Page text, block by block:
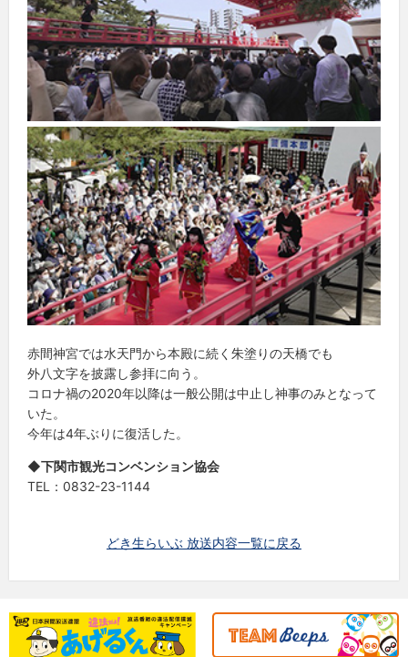
赤間神宮では水天門から本殿に続く朱塗りの天橋でも
外八文字を披露し参拝に向う。
コロナ禍の2020年以降は一般公開は中止し神事のみとなって
いた。
今年は4年ぶりに復活した。
◆下関市観光コンベンション協会
TEL：0832-23-1144
どき生らいぶ 放送内容一覧に戻る